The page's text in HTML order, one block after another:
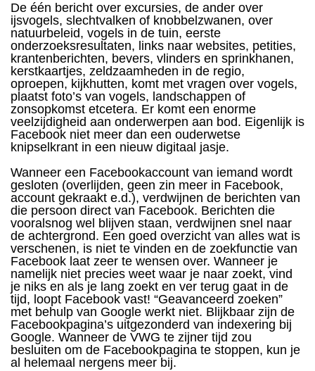
De één bericht over excursies, de ander over
ijsvogels, slechtvalken of knobbelzwanen, over
natuurbeleid, vogels in de tuin, eerste
onderzoeksresultaten, links naar websites, petities,
krantenberichten, bevers, vlinders en sprinkhanen,
kerstkaartjes, zeldzaamheden in de regio,
oproepen, kijkhutten, komt met vragen over vogels,
plaatst foto’s van vogels, landschappen of
zonsopkomst etcetera. Er komt een enorme
veelzijdigheid aan onderwerpen aan bod. Eigenlijk is
Facebook niet meer dan een ouderwetse
knipselkrant in een nieuw digitaal jasje.
Wanneer een Facebookaccount van iemand wordt
gesloten (overlijden, geen zin meer in Facebook,
account gekraakt e.d.), verdwijnen de berichten van
die persoon direct van Facebook. Berichten die
vooralsnog wel blijven staan, verdwijnen snel naar
de achtergrond. Een goed overzicht van alles wat is
verschenen, is niet te vinden en de zoekfunctie van
Facebook laat zeer te wensen over. Wanneer je
namelijk niet precies weet waar je naar zoekt, vind
je niks en als je lang zoekt en ver terug gaat in de
tijd, loopt Facebook vast! “Geavanceerd zoeken”
met behulp van Google werkt niet. Blijkbaar zijn de
Facebookpagina’s uitgezonderd van indexering bij
Google. Wanneer de VWG te zijner tijd zou
besluiten om de Facebookpagina te stoppen, kun je
al helemaal nergens meer bij.